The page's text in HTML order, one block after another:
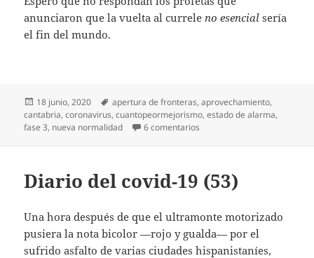
anunciaron que la vuelta al curreleno esencial sería
el fin del mundo.
Publicado
el
18 junio, 2020 Etiquetas
apertura de fronteras,aprovechamiento,
cantabria,coronavirus,cuantopeormejorismo,estado de alarma,
fase 3, nueva normalidad 6 comentarios
Diario del covid-19 (53)
Una hora después de que el ultramonte motorizado
pusiera la nota bicolor —rojo y gualda— por el
sufrido asfalto de varias ciudades hispanistaníes,